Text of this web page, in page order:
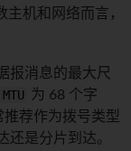
机和网络而言，
报消息的最大尺
MTU 为 68 个字
推荐作为拨号类型
还是分片到达。